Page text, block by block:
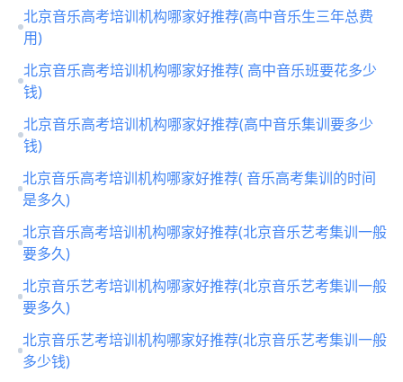
北京音乐高考培训机构哪家好推荐(高中音乐生三年总费
用)
北京音乐高考培训机构哪家好推荐( 高中音乐班要花多少
钱)
北京音乐高考培训机构哪家好推荐(高中音乐集训要多少
钱)
北京音乐高考培训机构哪家好推荐( 音乐高考集训的时间
是多久)
北京音乐高考培训机构哪家好推荐(北京音乐艺考集训一般
要多久)
北京音乐艺考培训机构哪家好推荐(北京音乐艺考集训一般
要多久)
北京音乐艺考培训机构哪家好推荐(北京音乐艺考集训一般
多少钱)